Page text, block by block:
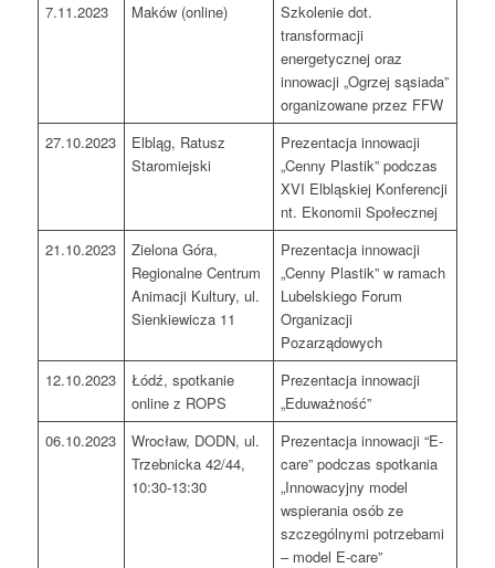
7.11.2023
Maków (online)
Szkolenie dot.
transformacji
energetycznej oraz
innowacji „Ogrzej sąsiada”
organizowane przez FFW
27.10.2023
Elbląg, Ratusz
Staromiejski
Prezentacja innowacji
„Cenny Plastik” podczas
XVI Elbląskiej Konferencji
nt. Ekonomii Społecznej
21.10.2023
Zielona Góra,
Regionalne Centrum
Animacji Kultury, ul.
Sienkiewicza 11
Prezentacja innowacji
„Cenny Plastik” w ramach
Lubelskiego Forum
Organizacji
Pozarządowych
12.10.2023
Łódź, spotkanie
online z ROPS
Prezentacja innowacji
„Eduważność”
06.10.2023
Wrocław, DODN, ul.
Trzebnicka 42/44,
10:30-13:30
Prezentacja innowacji “E-
care” podczas spotkania
„Innowacyjny model
wspierania osób ze
szczególnymi potrzebami
– model E-care”